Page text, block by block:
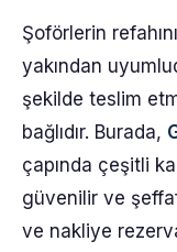
Şoförlerin
yakından
şekilde teslim
bağlıdır. Burada,
çapında çeşitli
güvenilir ve
ve nakliye